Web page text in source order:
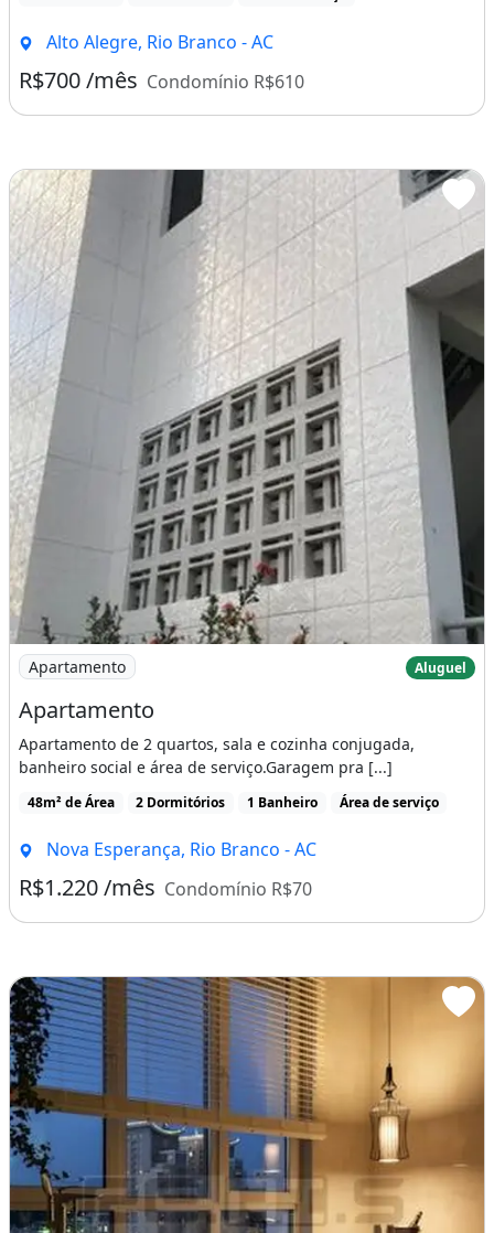
Alto Alegre, Rio Branco - AC
R$700 /mês Condomínio R$610
Imagem: Apartamento
Apartamento Aluguel
Apartamento
Apartamento de 2 quartos, sala e cozinha conjugada,
banheiro social e área de serviço.Garagem pra [...]
48m² de Área 2 Dormitórios 1 Banheiro Área de serviço
Nova Esperança, Rio Branco - AC
R$1.220 /mês Condomínio R$70